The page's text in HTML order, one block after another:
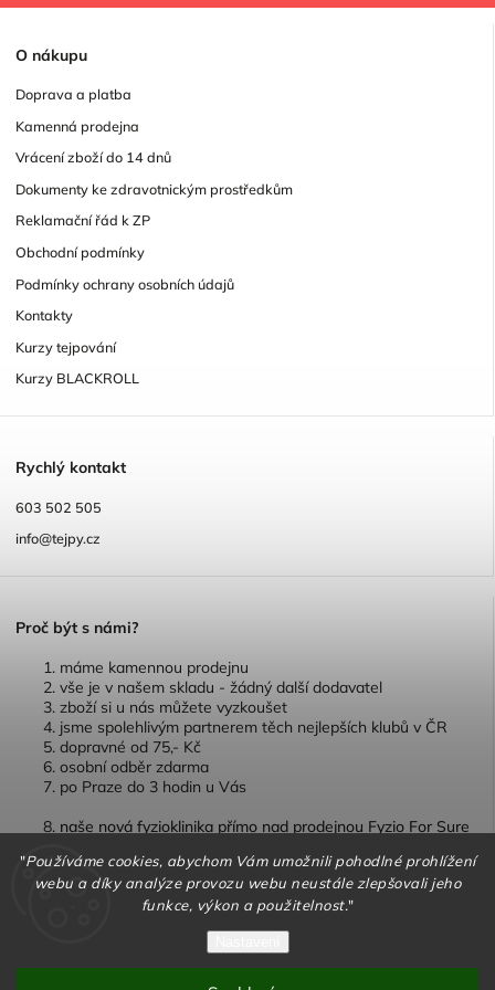
"Používáme cookies, abychom Vám umožnili pohodlné prohlížení
webu a díky analýze provozu webu neustále zlepšovali jeho
funkce, výkon a použitelnost."
O nákupu
Doprava a platba
Kamenná prodejna
Vrácení zboží do 14 dnů
Dokumenty ke zdravotnickým prostředkům
Reklamační řád k ZP
Obchodní podmínky
Podmínky ochrany osobních údajů
Kontakty
Kurzy tejpování
Kurzy BLACKROLL
Rychlý kontakt
603 502 505
info@tejpy.cz
Proč být s námi?
máme kamennou prodejnu
vše je v našem skladu - žádný další dodavatel
zboží si u nás můžete vyzkoušet
jsme spolehlivým partnerem těch nejlepších klubů v ČR
dopravné od 75,- Kč
osobní odběr zdarma
po Praze do 3 hodin u Vás
naše nová fyzioklinika přímo nad prodejnou Fyzio For Sure
Shoptet| Design